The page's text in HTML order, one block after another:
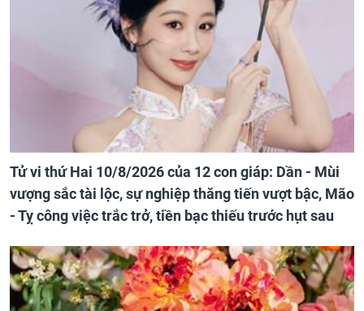
Tử vi thứ Hai 10/8/2026 của 12 con giáp: Dần - Mùi
vượng sắc tài lộc, sự nghiệp thăng tiến vượt bậc, Mão
- Tỵ công việc trắc trở, tiền bạc thiếu trước hụt sau